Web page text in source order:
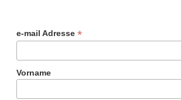
e-mail Adresse *
Vorname